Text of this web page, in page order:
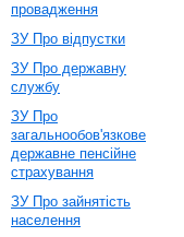
провадження
ЗУ Про відпустки
ЗУ Про державну
службу
ЗУ Про
загальнообов'язкове
державне пенсійне
страхування
ЗУ Про зайнятість
населення